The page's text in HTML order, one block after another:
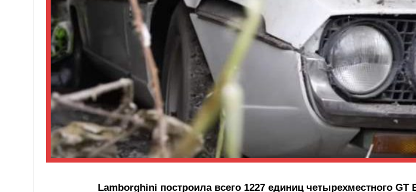
Lamborghini построила всего 1227 единиц четырехместного GT